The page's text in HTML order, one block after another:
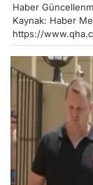
Haber
Kaynak: Haber
https://